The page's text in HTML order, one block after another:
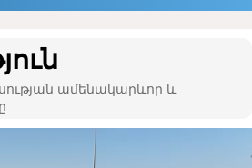
ամենակարևոր և